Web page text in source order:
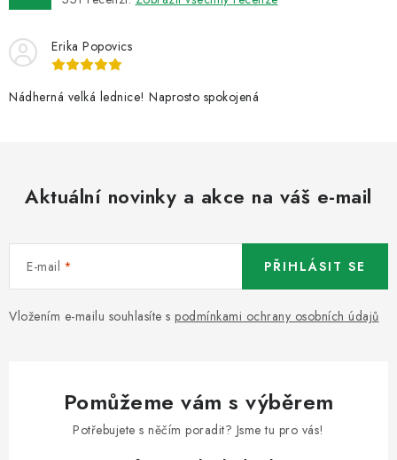
Erika Popovics
Nádherná velká lednice! Naprosto spokojená
Aktuální novinky a akce na váš e-mail
E-mail
Vložením e-mailu souhlasíte s podmínkami ochrany osobních údajů
PŘIHLÁSIT SE
Pomůžeme vám s výběrem
Potřebujete s něčím poradit? Jsme tu pro vás!